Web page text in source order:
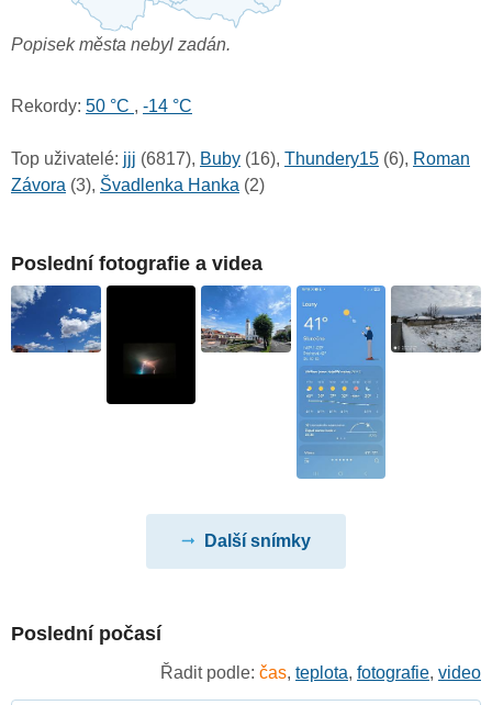
Popisek města nebyl zadán.
Rekordy: 50 °C , -14 °C
Top uživatelé: jjj (6817), Buby (16), Thundery15 (6), Roman
Závora (3), Švadlenka Hanka (2)
Poslední fotografie a videa
Další snímky
Poslední počasí
Řadit podle: čas, teplota, fotografie, video